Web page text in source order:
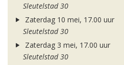
Sleutelstad 30
Zaterdag 10 mei, 17.00 uur
Sleutelstad 30
Zaterdag 3 mei, 17.00 uur
Sleutelstad 30